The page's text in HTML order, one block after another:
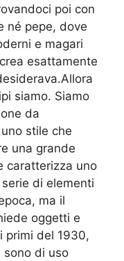
poi con
né pepe, dove
e magari
esattamente
siamo. Siamo
da
stile che
una grande
caratterizza uno
di elementi
ma il
oggetti e
primi del 1930,
sono di uso